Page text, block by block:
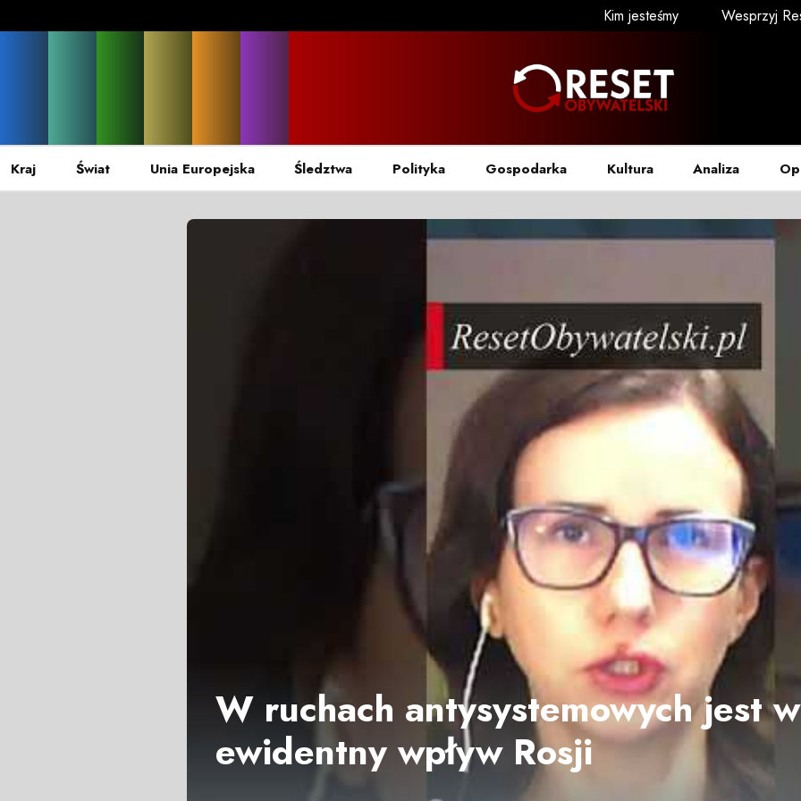
Kim jesteśmy Wesprzyj
Kraj Świat Unia Europejska Śledztwa Polityka Gospodarka Kultura Analiza
W ruchach antysystemowych jest
ewidentny wpływ Rosji